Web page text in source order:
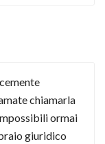
chiamarla
ormai
giuridico